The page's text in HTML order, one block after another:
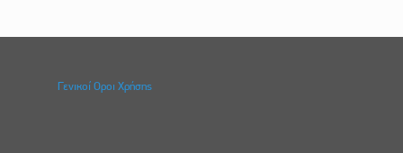
Γενικοί Οροι Χρήσης